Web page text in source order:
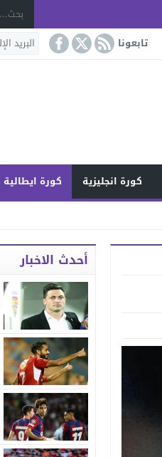
تابعونا
كورة انجليزية كورة ايطالية
أحدث الاخبار